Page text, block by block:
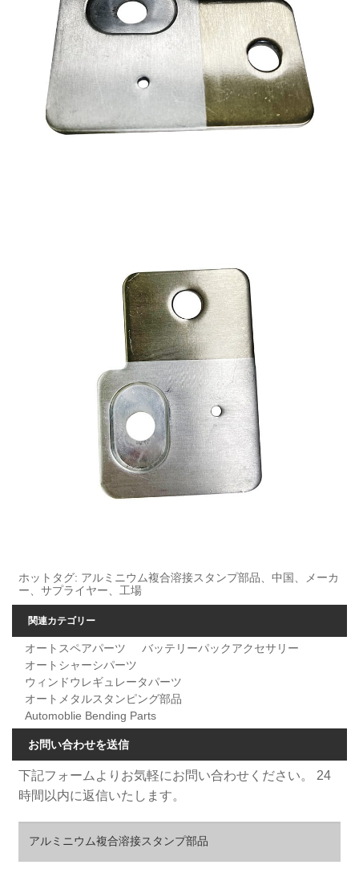
ホットタグ: アルミニウム複合溶接スタンプ部品、中国、メーカ
ー、サプライヤー、工場
関連カテゴリー
オートスペアパーツ
バッテリーパックアクセサリー
オートシャーシパーツ
ウィンドウレギュレータパーツ
オートメタルスタンピング部品
Automoblie Bending Parts
お問い合わせを送信
下記フォームよりお気軽にお問い合わせください。 24
時間以内に返信いたします。